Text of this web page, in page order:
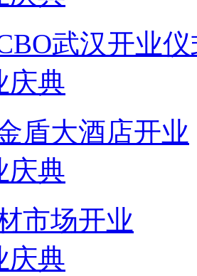
武汉开业
庆典
盾大酒店开业
庆典
市场开业
庆典